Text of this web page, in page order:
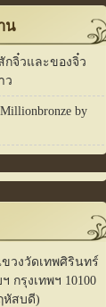
น
กจิ๋วและของจิ๋ว
ว
by
ขวงวัดเทพศิรินทร์
กรุงเทพฯ 10100
หัสบดี)